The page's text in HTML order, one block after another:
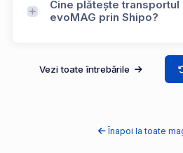
Cine plătește transportul
evoMAG prin Shipo?
Vezi toate întrebările
Înapoi la toate